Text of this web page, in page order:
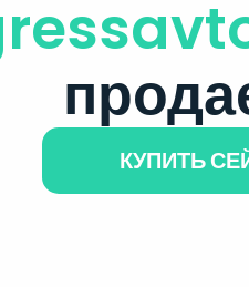
КУПИТЬ